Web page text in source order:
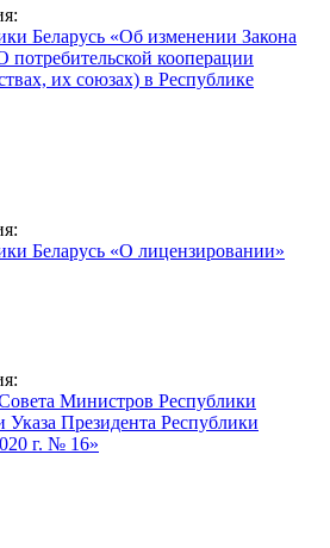
Беларусь «Об изменении Закона
потребительской кооперации
их союзах) в Республике
Беларусь «О лицензировании»
Министров Республики
Указа Президента Республики
г. № 16»